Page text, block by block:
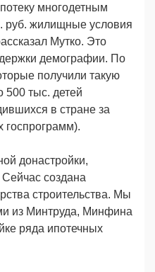
многодетным
руб. жилищные условия
Мутко. Это
демографии. По
получили такую
500 тыс. детей
в стране за
госпрограмм).
донастройки,
создана
строительства. Мы
из Минтруда, Минфина
ряда ипотечных